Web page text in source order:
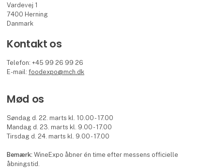
Vardevej 1
7400 Herning
Danmark
Kontakt os
Telefon: +45 99 26 99 26
E-mail:foodexpo@mch.dk
Mød os
Søndag d. 22. marts kl. 10.00 - 17.00
Mandag d. 23. marts kl. 9.00 - 17.00
Tirsdag d. 24. marts kl. 9.00 - 17.00
Bemærk:WineExpo åbner én time efter messens officielle
åbningstid.